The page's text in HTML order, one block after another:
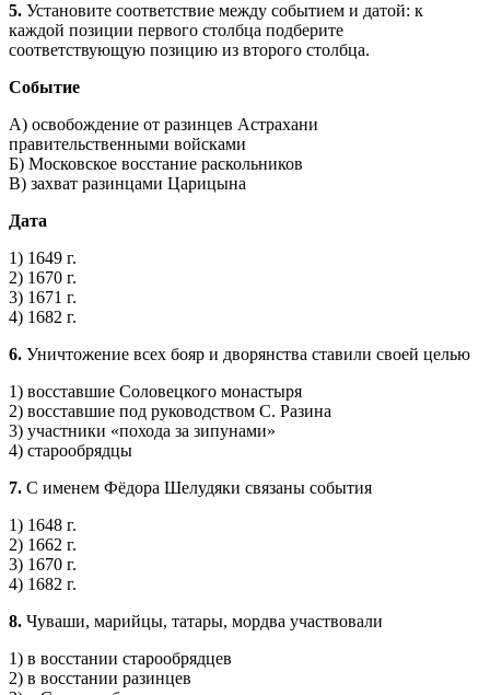
5. Установите соответствие между событием и датой: к
каждой позиции первого столбца подберите
соответствующую позицию из второго столбца.
Событие
А) освобождение от разинцев Астрахани
правительственными войсками
Б) Московское восстание раскольников
В) захват разинцами Царицына
Дата
1) 1649 г.
2) 1670 г.
3) 1671 г.
4) 1682 г.
6. Уничтожение всех бояр и дворянства ставили своей целью
1) восставшие Соловецкого монастыря
2) восставшие под руководством С. Разина
3) участники «похода за зипунами»
4) старообрядцы
7. С именем Фёдора Шелудяки связаны события
1) 1648 г.
2) 1662 г.
3) 1670 г.
4) 1682 г.
8. Чуваши, марийцы, татары, мордва участвовали
1) в восстании старообрядцев
2) в восстании разинцев